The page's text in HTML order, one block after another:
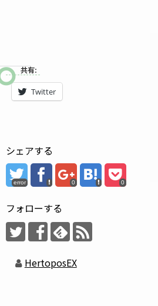
共有:
Twitter
シェアする
error 0 0
フォローする
HertoposEX